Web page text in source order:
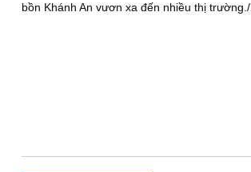
bồn Khánh An vươn xa đến nhiều thị trường./.